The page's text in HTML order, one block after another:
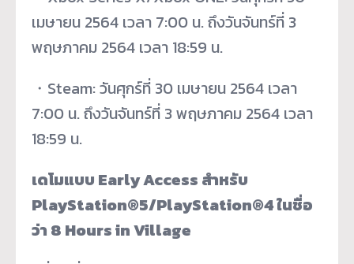
เมษายน 2564 เวลา 7:00 น. ถึงวันจันทร์ที่ 3
พฤษภาคม 2564 เวลา 18:59 น.
・Steam: วันศุกร์ที่ 30 เมษายน 2564 เวลา
7:00 น. ถึงวันจันทร์ที่ 3 พฤษภาคม 2564 เวลา
18:59 น.
เดโมแบบ Early Access สำหรับ
PlayStation®5/PlayStation®4 ในชื่อ
ว่า 8 Hours in Village